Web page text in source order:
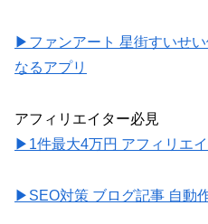
▶ファンアート 星街すいせ
なるアプリ
アフィリエイター必見
▶1件最大4万円 アフィリエ
▶SEO対策 ブログ記事 自動